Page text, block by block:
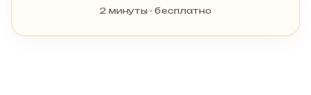
2 минуты · бесплатно